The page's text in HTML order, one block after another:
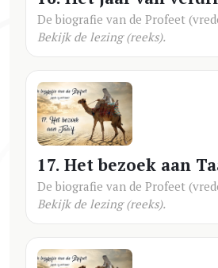
De biografie van de Profeet
Bekijk de lezing (reeks).
17. Het bezoek aan
De biografie van de Profeet
Bekijk de lezing (reeks).